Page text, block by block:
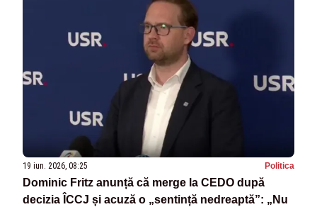
19 iun. 2026, 08:25 Politica
Dominic Fritz anunță că merge la CEDO după
decizia ÎCCJ și acuză o „sentință nedreaptă”: „Nu